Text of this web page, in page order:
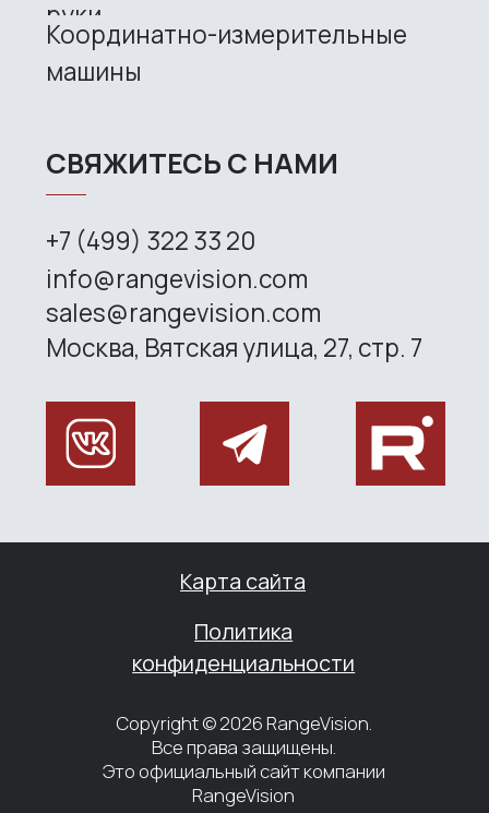
Site map
Privacy policy
Copyright © 2026 RangeVision. All
This is the official website of
sales@rangevision.com
CONTACT US